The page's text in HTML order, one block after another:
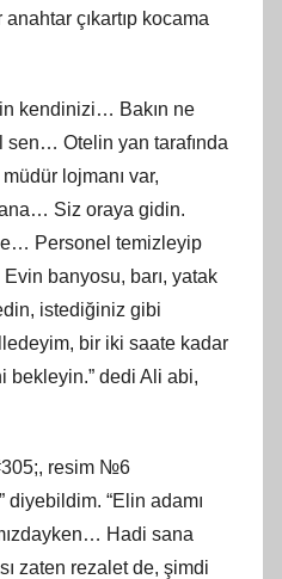
çıkartıp kocama
kendinizi… Bakın ne
sen… Otelin yan tarafında
lojmanı var,
Siz oraya gidin.
Personel temizleyip
banyosu, barı, yatak
istediğiniz gibi
bir iki saate kadar
bekleyin.” dedi Ali abi,
resim №6
diyebildim. “Elin adamı
Hadi sana
zaten rezalet de, şimdi